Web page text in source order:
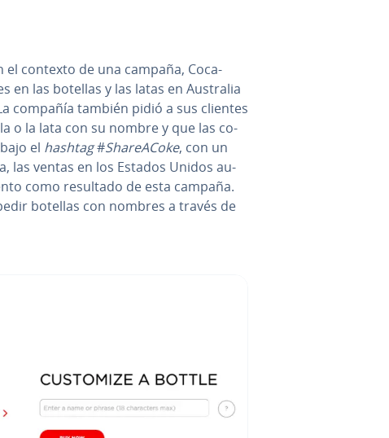
contexto de una campaña, Coca-
en las botellas y las latas en Australia
compañía también pidió a sus clientes
o la lata con su nombre y que las co­
el hashtag#Sha­reA­Co­ke, con un
las ventas en los Estados Unidos au­
como resultado de esta campaña.
botellas con nombres a través de